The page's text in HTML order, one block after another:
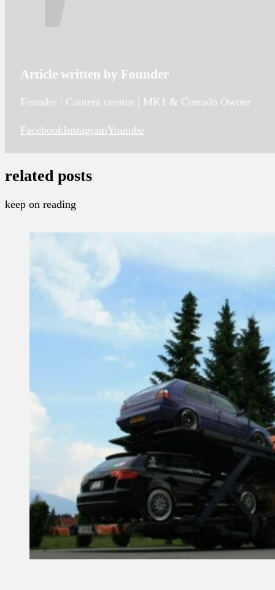
Article written by Founder
Founder | Content creator | MK1 & Corrado Owner
FacebookInstagramYoutube
related posts
keep on reading
20 April, 2023Founder